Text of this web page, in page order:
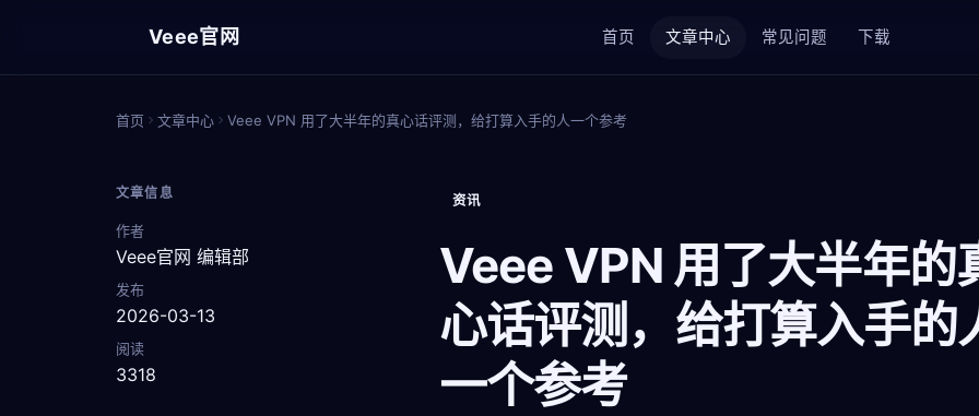
Veee官网 首页 文章中心 常见问题 下载
首页 文章中心 Veee VPN 用了大半年的真心话评测，给打算入手的人一个参考
文章信息
作者
Veee官网 编辑部
发布
2026-03-13
阅读
3318
资讯
Veee VPN 用了大半年的
心话评测，给打算入手的
一个参考